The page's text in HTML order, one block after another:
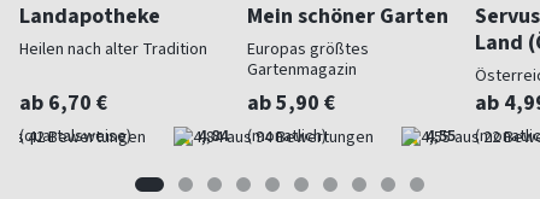
Landapotheke
Heilen nach alter Tradition
ab 6,70 €
(quartalsweise) 4,84
Mein schöner Garten
Europas größtes
Gartenmagazin
ab 5,90 €
(monatlich) 4,55
Land
ab